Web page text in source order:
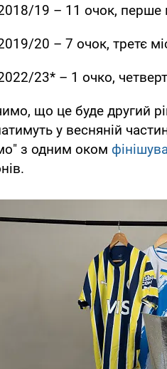
19 – 11 очок, перше
20 – 7 очок, третє
23* – 1 очко,
що це буде другий
у весняній
з одним оком